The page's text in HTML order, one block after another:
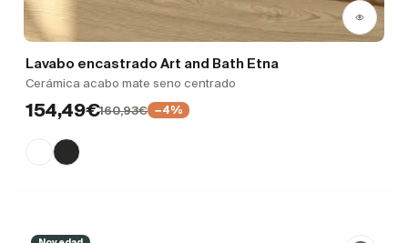
Lavabo encastrado Art and Bath Etna
Cerámica acabo mate seno centrado
154,49€160,93€ −4%